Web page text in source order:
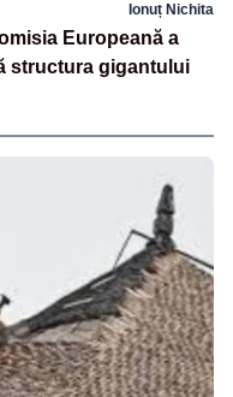
Ionuț Nichita
Europeană a
structura gigantului